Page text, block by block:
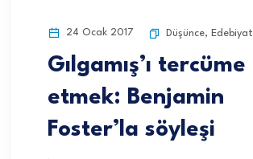
24 Ocak 2017 Düşünce, Edebiyat
Gılgamış’ı tercüme
etmek: Benjamin
Foster’la söyleşi